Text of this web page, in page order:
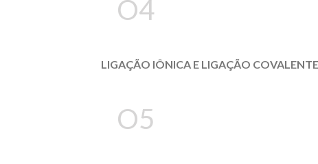
O4
LIGAÇÃO IÔNICA E LIGAÇÃO COVALENTE
O5